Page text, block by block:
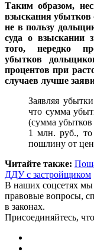
Таким образом,
взыскания убытков
не в пользу
суда о взыскании
того, нередко
убытков
процентов при
случаев лучше
Заявляя
что сумма
(сумма
1 млн. руб., то
пошлину от
Читайте также:
ДДУ с застройщиком
В наших соцсетях мы
правовые вопросы,
в законах.
Присоединяйтесь,